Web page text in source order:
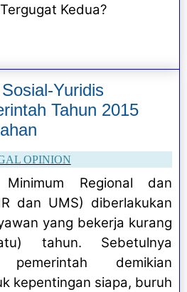
Kedua?
Yuridis
Tahun 2015
OPINION
Minimum Regional dan
dan UMS) diberlakukan
yang bekerja kurang
tahun. Sebetulnya
pemerintah demikian
kepentingan siapa, buruh